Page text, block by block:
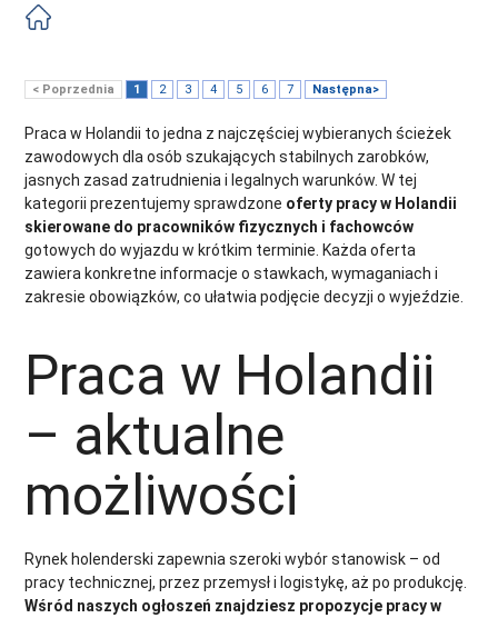
< Poprzednia 1 2 3 4 5 6 7 Następna>
Praca w Holandii to jedna z najczęściej wybieranych ścieżek
zawodowych dla osób szukających stabilnych zarobków,
jasnych zasad zatrudnienia i legalnych warunków. W tej
kategorii prezentujemy sprawdzone oferty pracy w Holandii
skierowane do pracowników fizycznych i fachowców
gotowych do wyjazdu w krótkim terminie. Każda oferta
zawiera konkretne informacje o stawkach, wymaganiach i
zakresie obowiązków, co ułatwia podjęcie decyzji o wyjeździe.
Praca w Holandii
– aktualne
możliwości
Rynek holenderski zapewnia szeroki wybór stanowisk – od
pracy technicznej, przez przemysł i logistykę, aż po produkcję.
Wśród naszych ogłoszeń znajdziesz propozycje pracy w